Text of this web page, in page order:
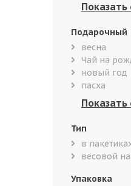
Подарочный
весна
Чай на
новый год
пасха
Тип
в
весовой
Упаковка